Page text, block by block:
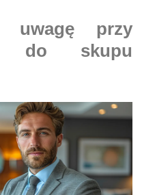
uwagę przy
do skupu